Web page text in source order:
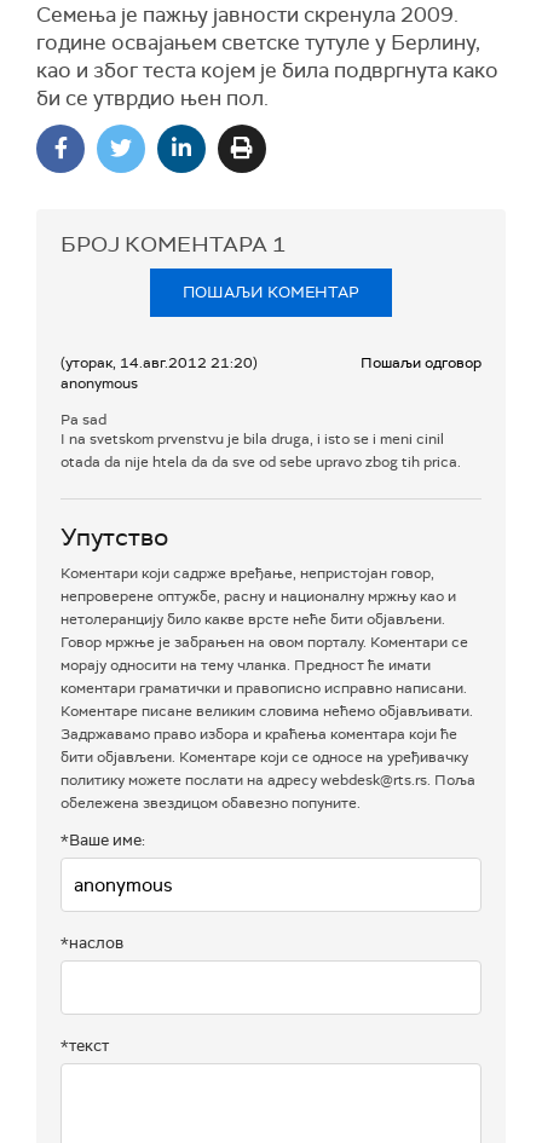
Семења је пажњу јавности скренула 2009.
године освајањем светске тутуле у Берлину,
као и због теста којем је била подвргнута како
би се утврдио њен пол.
БРОЈ КОМЕНТАРА 1
ПОШАЉИ КОМЕНТАР
(уторак, 14.авг.2012 21:20)
anonymous
Пошаљи одговор
Pa sad
I na svetskom prvenstvu je bila druga, i isto se i meni cinil
otada da nije htela da da sve od sebe upravo zbog tih prica.
Упутство
Коментари који садрже вређање, непристојан говор,
непроверене оптужбе, расну и националну мржњу као и
нетолеранцију било какве врсте неће бити објављени.
Говор мржње је забрањен на овом порталу. Коментари се
морају односити на тему чланка. Предност ће имати
коментари граматички и правописно исправно написани.
Коментаре писане великим словима нећемо објављивати.
Задржавамо право избора и краћења коментара који ће
бити објављени. Коментаре који се односе на уређивачку
политику можете послати на адресу webdesk@rts.rs. Поља
обележена звездицом обавезно попуните.
*Ваше име:
*наслов
*текст